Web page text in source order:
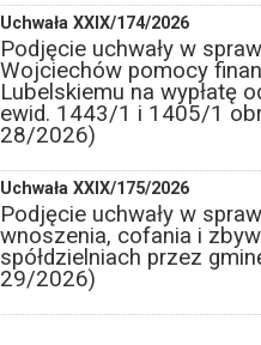
Uchwała XXIX/174/2026
Podjęcie uchwały w
Wojciechów pomocy
Lubelskiemu na wypłatę
ewid. 1443/1 i 1405/1
28/2026)
Uchwała XXIX/175/2026
Podjęcie uchwały w
wnoszenia, cofania i
spółdzielniach przez
29/2026)